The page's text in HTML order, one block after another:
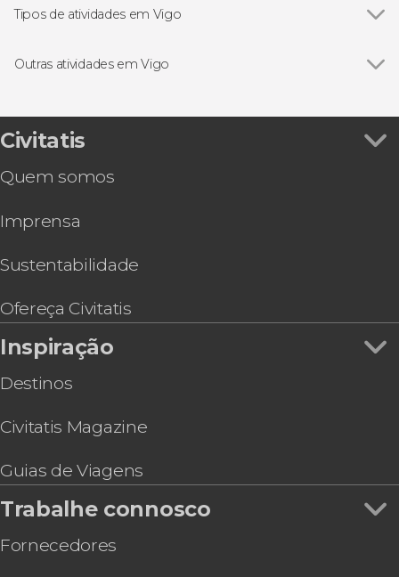
Tipos de atividades em Vigo
Visitas guiadas e free tours
Gastronomia e enoturismo
Outras atividades em Vigo
Tour de bicicleta elétrica por Vigo
Tour pelo Baixo Miño
Civitatis
Quem somos
Imprensa
Sustentabilidade
Ofereça Civitatis
Inspiração
Destinos
Civitatis Magazine
Guias de Viagens
Trabalhe connosco
Fornecedores